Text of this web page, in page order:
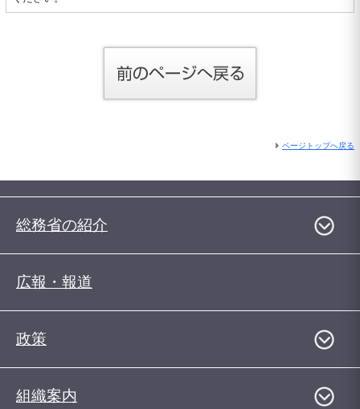
ページトップへ戻る
総務省の紹介
広報・報道
政策
組織案内